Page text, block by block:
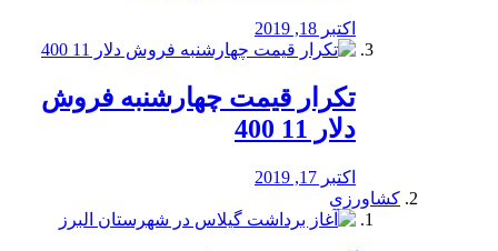
اکتبر 18, 2019
تکرار قیمت چهارشنبه فروش
دلار 11 400
اکتبر 17, 2019
کشاورزی